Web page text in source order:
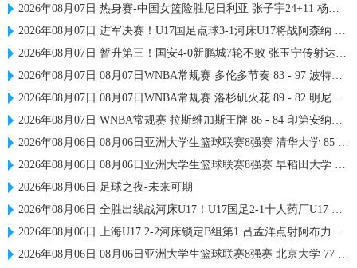
2026年08月07日 热身赛-中国女篮险胜尼日利亚 张子宇24+11 杨舒予12+6
2026年08月07日 进军决赛！U17国足点球3-1河床U17将战阿森纳 江宇涵替补两扑点
2026年08月07日 暂升第三！国安4-0新鹏城7轮不败 张玉宁传射达万双响法比奥破门
2026年08月07日 08月07日WNBA常规赛 多伦多节奏 83 - 97 波特兰火焰 集锦
2026年08月07日 08月07日WNBA常规赛 洛杉矶火花 89 - 82 明尼苏达山猫 全场集锦
2026年08月07日 WNBA常规赛 拉斯维加斯王牌 86 - 84 印第安纳狂热 全场集锦
2026年08月06日 08月06日亚洲大学生篮球联赛8强赛 清华大学 85 - 81 菲律宾大学 集锦
2026年08月06日 08月06日亚洲大学生篮球联赛8强赛 早稻田大学 78 - 71 高丽大学 集锦
2026年08月06日 足球之夜-未来可期
2026年08月06日 全胜出线战河床U17！U17国足2-1十人药厂U17 赵松源登场1分钟传射
2026年08月06日 上海U17 2-2河床锁定B组第1 吕孟洋点射阿布力米破门 将战A组第2
2026年08月06日 08月06日亚洲大学生篮球联赛8强赛 北京大学 77 - 79 上海交通大学 集锦